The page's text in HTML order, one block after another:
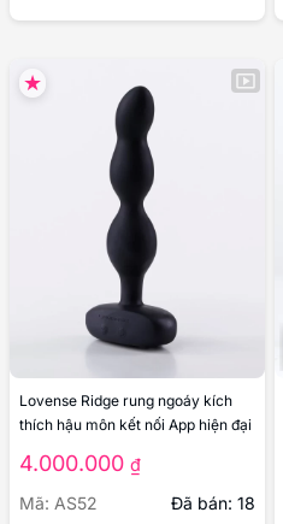
Lovense Ridge rung ngoáy kích
thích hậu môn kết nối App hiện đại
4.000.000 ₫
Mã: AS52
Đã bán: 18